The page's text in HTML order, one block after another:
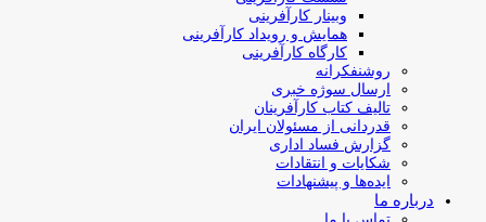
وبینار کارآفرینی
همایش و رویداد کارآفرینی
کارگاه کارآفرینی
روشنفکرانه
ارسال سوژه‌ خبری
تالیف کتاب کارآفرینان
قدردانی از مسئولان ایران
گزارش فساد اداری
شکایات و انتقادات
ایده‌ها و پیشنهادات
درباره ما